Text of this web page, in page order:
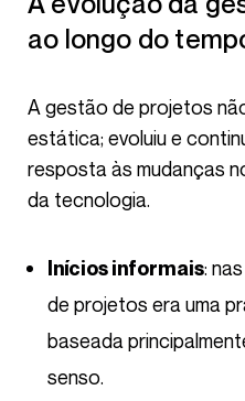
ao longo do
A gestão de projetos não é uma disciplina
estática; evoluiu e
resposta às mudanças
da tecnologia.
Inícios informais:
de projetos era uma
baseada
senso.